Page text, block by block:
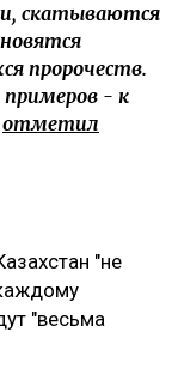
скатываются
пророчеств.
- к
отметил
"не
"весьма